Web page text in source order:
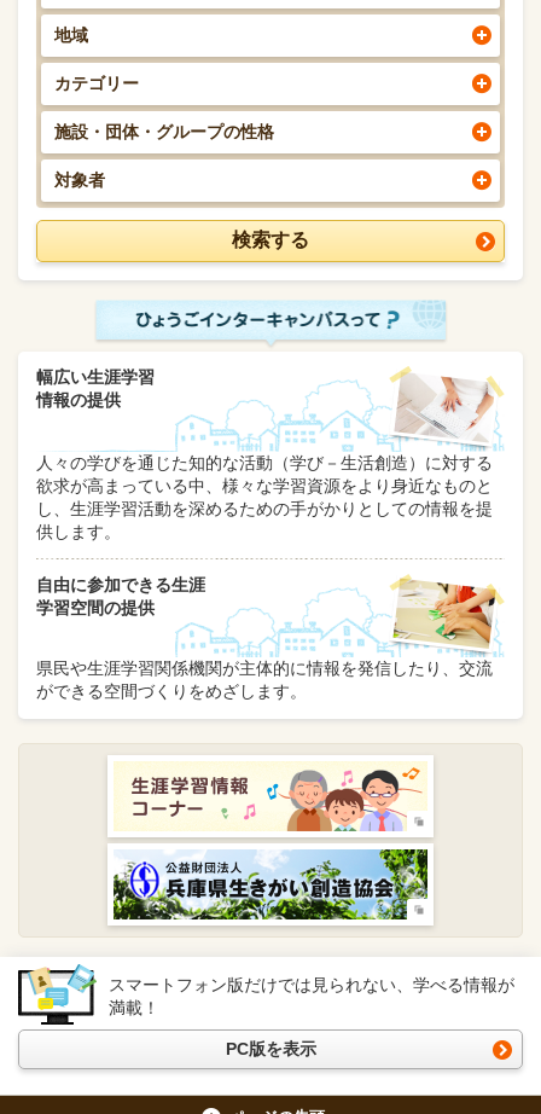
地域
カテゴリー
施設・団体・グループの性格
対象者
幅広い生涯学習
情報の提供
人々の学びを通じた知的な活動（学び－生活創造）に対する
欲求が高まっている中、様々な学習資源をより身近なものと
し、生涯学習活動を深めるための手がかりとしての情報を提
供します。
自由に参加できる生涯
学習空間の提供
県民や生涯学習関係機関が主体的に情報を発信したり、交流
ができる空間づくりをめざします。
スマートフォン版だけでは見られない、学べる情報が
満載！
PC版を表示